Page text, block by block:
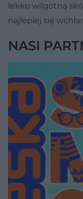
lekko wilgotną
najlepiej się
NASI